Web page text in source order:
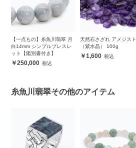
【一点もの】糸魚川翡翠 月
白14mm シンプルブレスレ
ット【鑑別書付き】
250,000
天然石さざれ アメジスト
（紫水晶） 100g
1,600
糸魚川翡翠その他のアイテム